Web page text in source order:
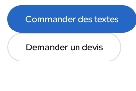
Commander des textes
Demander un devis